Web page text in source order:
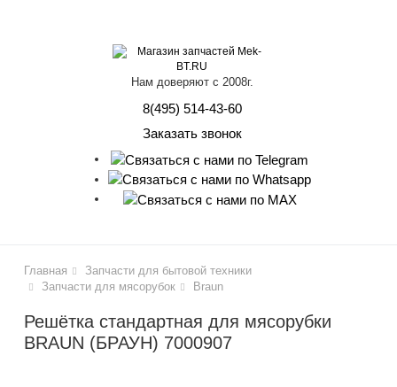
Нам доверяют с 2008г.
8(495) 514-43-60
Заказать звонок
Главная
Запчасти для бытовой техники
Запчасти для мясорубок
Braun
Решётка стандартная для мясорубки
BRAUN (БРАУН) 7000907